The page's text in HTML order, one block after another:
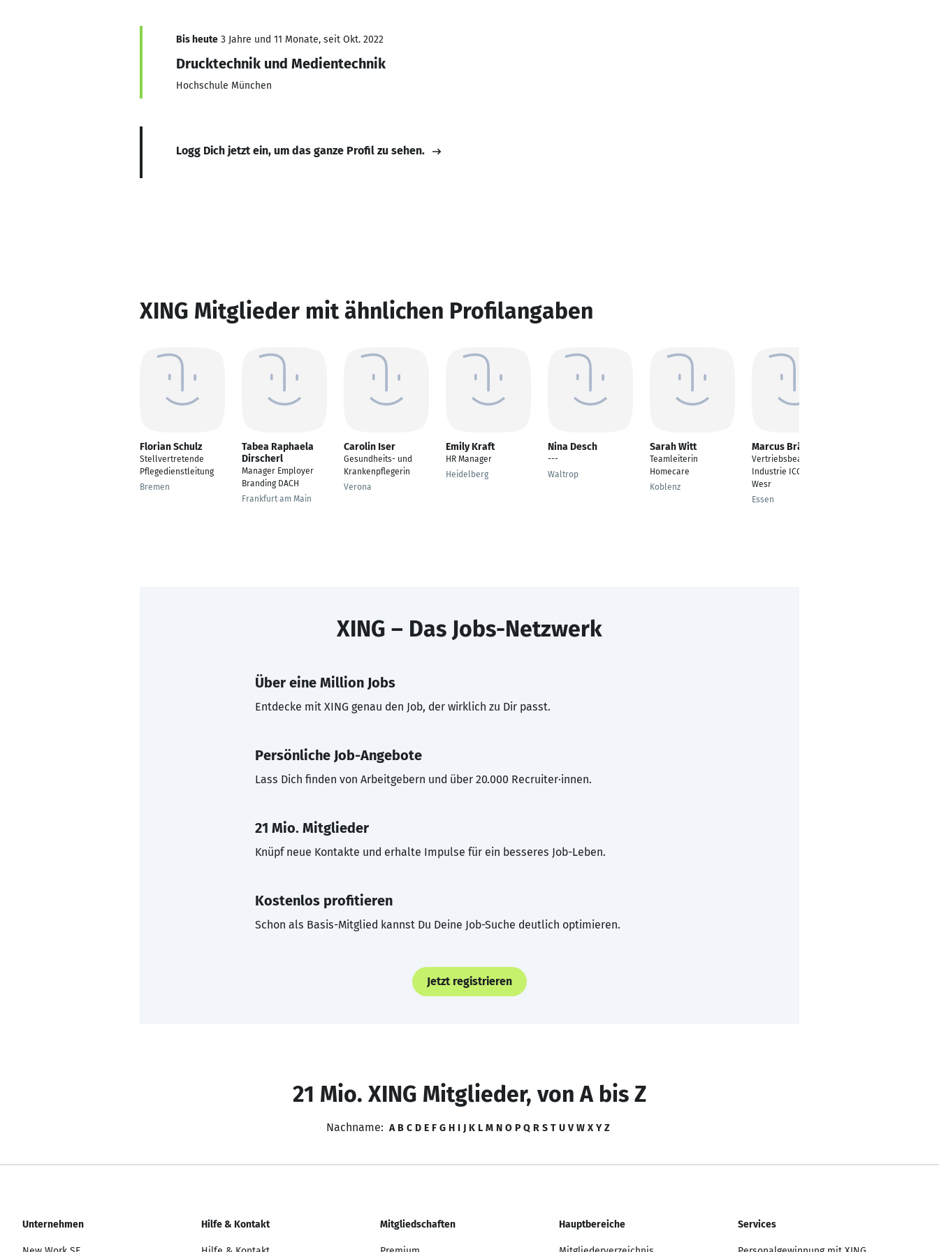
Bis heute 3 Jahre und 11 Monate, seit Okt. 2022
Drucktechnik und Medientechnik
Hochschule München
Logg Dich jetzt ein, um das ganze Profil zu sehen.
XING Mitglieder mit ähnlichen Profilangaben
Florian Schulz
Stellvertretende
Pflegedienstleitung
Bremen
Tabea Raphaela
Dirscherl
Manager Employer
Branding DACH
Frankfurt am Main
Carolin Iser
Gesundheits- und
Krankenpflegerin
Verona
Emily Kraft
HR Manager
Heidelberg
Nina Desch
---
Waltrop
Sarah Witt
Teamleiterin
Homecare
Koblenz
Marcus Bräuner
Vertriebsbeauftagter
Industrie ICC Nord -
Wesr
Essen
XING – Das Jobs-Netzwerk
Über eine Million Jobs
Entdecke mit XING genau den Job, der wirklich zu Dir passt.
Persönliche Job-Angebote
Lass Dich finden von Arbeitgebern und über 20.000 Recruiter·innen.
21 Mio. Mitglieder
Knüpf neue Kontakte und erhalte Impulse für ein besseres Job-Leben.
Kostenlos profitieren
Schon als Basis-Mitglied kannst Du Deine Job-Suche deutlich optimieren.
Jetzt registrieren
21 Mio. XING Mitglieder, von A bis Z
Nachname: A B C D E F G H I J K L M N O P Q R S T U V W X Y Z
Unternehmen Hilfe & Kontakt Mitgliedschaften Hauptbereiche Services